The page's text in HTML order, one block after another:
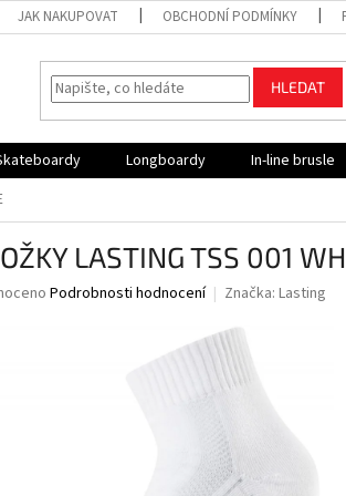
JAK NAKUPOVAT OBCHODNÍ PODMÍNKY
HLEDAT
Longboardy In-line brusle
LASTING TSS 001
Podrobnosti hodnocení Značka: Lasting